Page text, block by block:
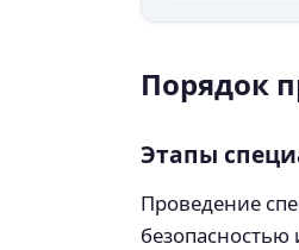
Порядок
Этапы
Проведение
безопасностью